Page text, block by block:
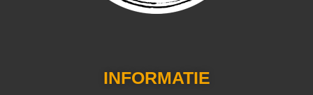
INFORMATIE